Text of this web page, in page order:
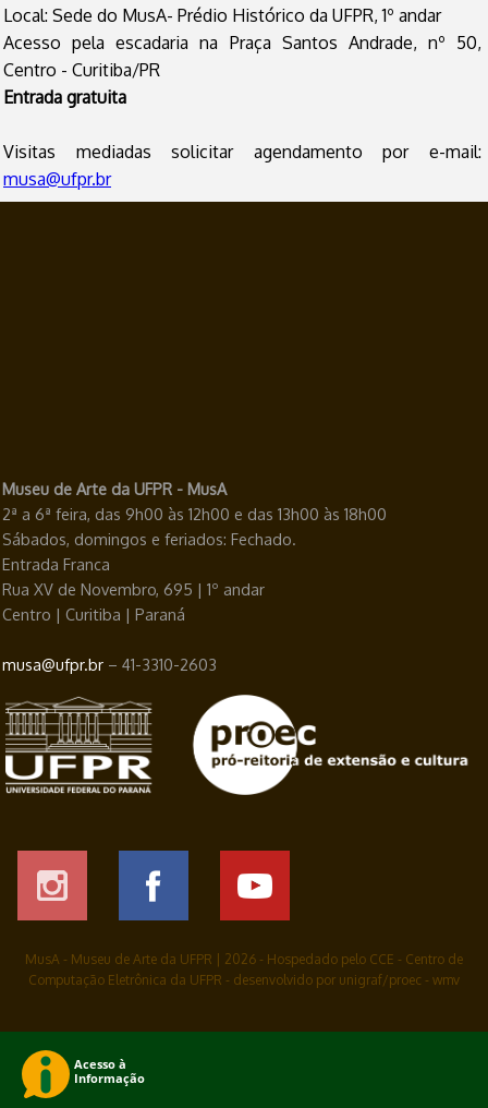
Local: Sede do MusA- Prédio Histórico da UFPR, 1º andar
Acesso pela escadaria na Praça Santos Andrade, nº 50,
Centro - Curitiba/PR
Entrada gratuita
Visitas mediadas solicitar agendamento por e-mail:
musa@ufpr.br
Museu de Arte da UFPR - MusA
2ª a 6ª feira, das 9h00 às 12h00 e das 13h00 às 18h00
Sábados, domingos e feriados: Fechado.
Entrada Franca
Rua XV de Novembro, 695 | 1º andar
Centro | Curitiba | Paraná
musa@ufpr.br – 41-3310-2603
MusA - Museu de Arte da UFPR | 2026 - Hospedado pelo CCE - Centro de
Computação Eletrônica da UFPR - desenvolvido por unigraf/proec - wmv